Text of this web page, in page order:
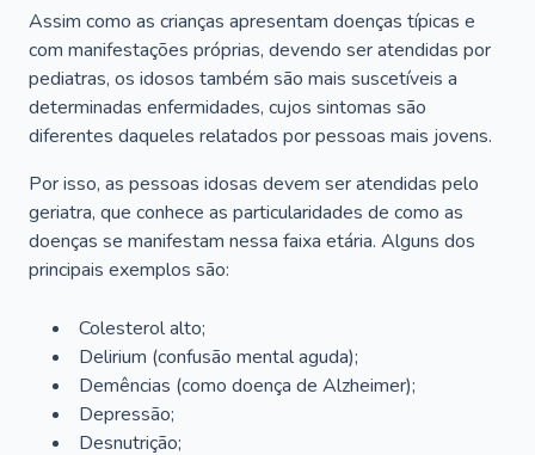
Assim como as crianças apresentam doenças típicas e
com manifestações próprias, devendo ser atendidas por
pediatras, os idosos também são mais suscetíveis a
determinadas enfermidades, cujos sintomas são
diferentes daqueles relatados por pessoas mais jovens.
Por isso, as pessoas idosas devem ser atendidas pelo
geriatra, que conhece as particularidades de como as
doenças se manifestam nessa faixa etária. Alguns dos
principais exemplos são:
Colesterol alto;
Delirium (confusão mental aguda);
Demências (como doença de Alzheimer);
Depressão;
Desnutrição;